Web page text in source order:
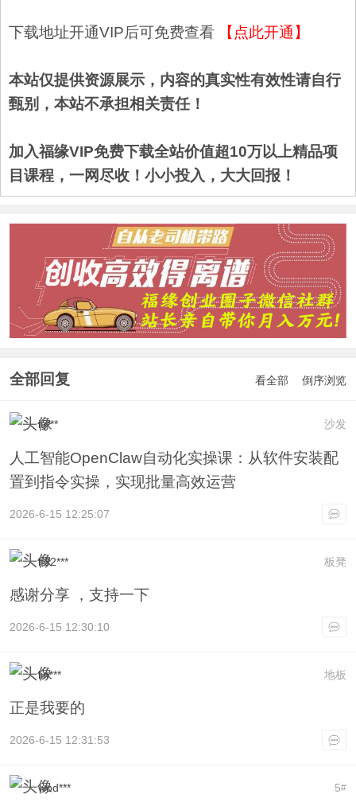
下载地址开通VIP后可免费查看 【点此开通】
本站仅提供资源展示，内容的真实性有效性请自行
甄别，本站不承担相关责任！
加入福缘VIP免费下载全站价值超10万以上精品项
目课程，一网尽收！小小投入，大大回报！
全部回复 看全部 倒序浏览
沙发
itj***
人工智能OpenClaw自动化实操课：从软件安装配
置到指令实操，实现批量高效运营
2026-6-15 12:25:07
板凳
lf32***
感谢分享 ，支持一下
2026-6-15 12:30:10
地板
lin***
正是我要的
2026-6-15 12:31:53
5#
wod***